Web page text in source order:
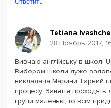
Ответить
Tetiana
28 Ноябрь 2017,
Вивчаю англійську в школі
Вибором школи дуже
викладача Марини. Гарний
процесу. Заняття проходять
групи маленькі, то всім